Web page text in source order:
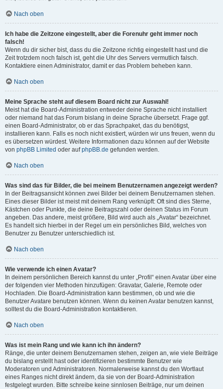
Nach oben
Ich habe die Zeitzone eingestellt, aber die Forenuhr geht immer noch
falsch!
Wenn du dir sicher bist, dass du die Zeitzone richtig eingestellt hast und die
Zeit trotzdem noch falsch ist, geht die Uhr des Servers vermutlich falsch.
Kontaktiere einen Administrator, damit er das Problem beheben kann.
Nach oben
Meine Sprache steht auf diesem Board nicht zur Auswahl!
Meist hat die Board-Administration entweder deine Sprache nicht installiert
oder niemand hat das Forum bislang in deine Sprache übersetzt. Frage ggf.
einen Board-Administrator, ob er das Sprachpaket, das du benötigst,
installieren kann. Falls es noch nicht existiert, würden wir uns freuen, wenn du
es übersetzen würdest. Weitere Informationen dazu können auf der Website
von phpBB Limited oder aufphpBB.de gefunden werden.
Nach oben
Was sind das für Bilder, die bei meinem Benutzernamen angezeigt werden?
In der Beitragsansicht können zwei Bilder bei deinem Benutzernamen stehen.
Eines dieser Bilder ist meist mit deinem Rang verknüpft: Oft sind dies Sterne,
Kästchen oder Punkte, die deine Beitragszahl oder deinen Status im Forum
angeben. Das andere, meist größere, Bild wird auch als „Avatar“ bezeichnet.
Es handelt sich hierbei in der Regel um ein persönliches Bild, welches von
Benutzer zu Benutzer unterschiedlich ist.
Nach oben
Wie verwende ich einen Avatar?
In deinem persönlichen Bereich kannst du unter „Profil“ einen Avatar über eine
der folgenden vier Methoden hinzufügen: Gravatar, Galerie, Remote oder
Hochladen. Die Board-Administration kann bestimmen, ob und wie die
Benutzer Avatare benutzen können. Wenn du keinen Avatar benutzen kannst,
solltest du die Board-Administration kontaktieren.
Nach oben
Was ist mein Rang und wie kann ich ihn ändern?
Ränge, die unter deinem Benutzernamen stehen, zeigen an, wie viele Beiträge
du bislang erstellt hast oder identifizieren bestimmte Benutzer wie
Moderatoren und Administratoren. Normalerweise kannst du den Wortlaut
eines Ranges nicht direkt ändern, da sie von der Board-Administration
festgelegt wurden. Bitte schreibe keine sinnlosen Beiträge, nur um deinen